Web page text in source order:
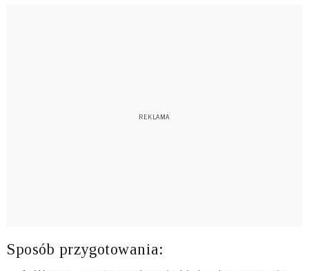
Sposób przygotowania: